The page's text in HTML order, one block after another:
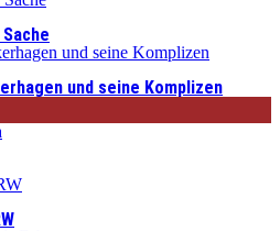
und seine Komplizen